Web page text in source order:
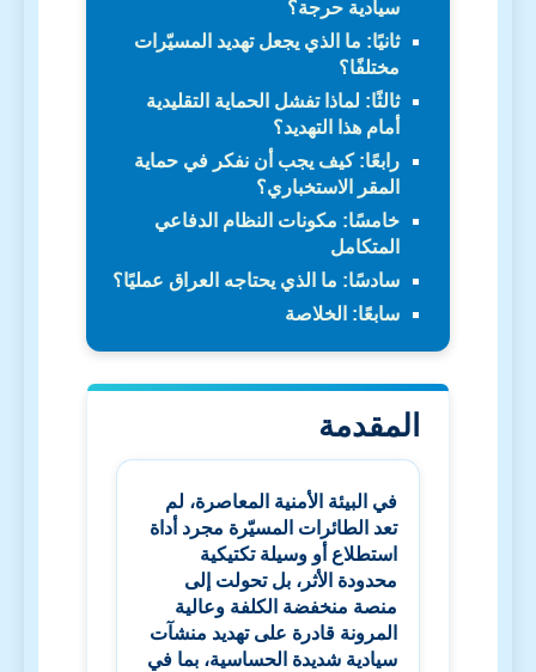
سيادية حرجة؟
ثانيًا: ما الذي يجعل تهديد المسيّرات
مختلفًا؟
ثالثًا: لماذا تفشل الحماية التقليدية
أمام هذا التهديد؟
رابعًا: كيف يجب أن نفكر في حماية
المقر الاستخباري؟
خامسًا: مكونات النظام الدفاعي
المتكامل
سادسًا: ما الذي يحتاجه العراق عمليًا؟
سابعًا: الخلاصة
المقدمة
في البيئة الأمنية المعاصرة، لم
تعد الطائرات المسيّرة مجرد أداة
استطلاع أو وسيلة تكتيكية
محدودة الأثر، بل تحولت إلى
منصة منخفضة الكلفة وعالية
المرونة قادرة على تهديد منشآت
سيادية شديدة الحساسية، بما في